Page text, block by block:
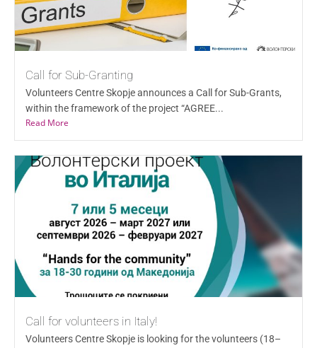
Call for Sub-Granting
Volunteers Centre Skopje announces a Call for Sub-Grants,
within the framework of the project “AGREE...
Read More
Call for volunteers in Italy!
Volunteers Centre Skopje is looking for the volunteers (18–